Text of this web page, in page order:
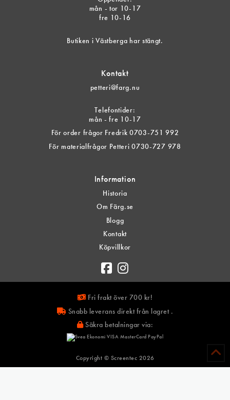
mån - tor 10-17
fre 10-16
Butiken i Västberga har stängt.
Kontakt
petteri@farg.nu
Telefontider:
mån - fre 10-17
För order frågor Fredrik 0703-751 992
För materialfrågor Petteri 0730-727 978
Information
Historia
Om Färg.se
Blogg
Kontakt
Köpvillkor
Fri frakt över 700 kr!
Snabb leverans direkt från lagret .
Säkra betalningar via:
Copyright © Screentec 2026